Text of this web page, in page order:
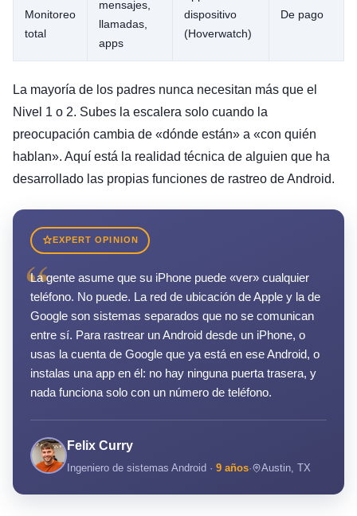
Monitoreo
total
mensajes,
llamadas,
apps
dispositivo
(Hoverwatch)
De pago
La mayoría de los padres nunca necesitan más que el
Nivel 1 o 2. Subes la escalera solo cuando la
preocupación cambia de «dónde están» a «con quién
hablan». Aquí está la realidad técnica de alguien que ha
desarrollado las propias funciones de rastreo de Android.
EXPERT OPINION
“
La gente asume que su iPhone puede «ver» cualquier
teléfono. No puede. La red de ubicación de Apple y la de
Google son sistemas separados que no se comunican
entre sí. Para rastrear un Android desde un iPhone, o
usas la cuenta de Google que ya está en ese Android, o
instalas una app en él: no hay ninguna puerta trasera, y
nada funciona solo con un número de teléfono.
Felix Curry
Ingeniero de sistemas Android · 9 años· Austin, TX